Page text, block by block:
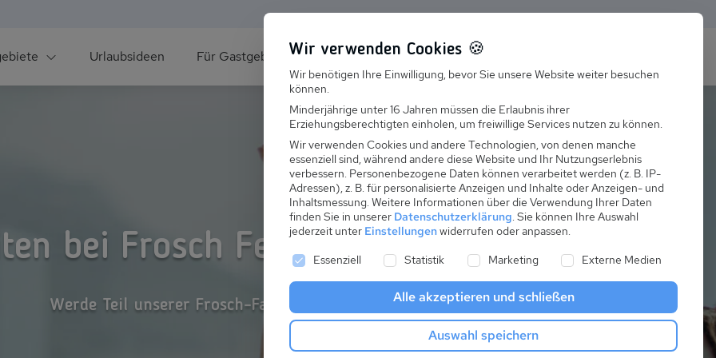
Suchen
Urlaubsideen Für Gastgeber Über uns Karriere
Ausbildung
bei Frosch Ferienhäuser
Werde Teil unserer Frosch-Familie!
Wir verwenden Cookies 🍪
Wir benötigen Ihre Einwilligung, bevor Sie unsere Website weiter besuchen
können.
Minderjährige unter 16 Jahren müssen die Erlaubnis ihrer
Erziehungsberechtigten einholen, um freiwillige Services nutzen zu können.
Wir verwenden Cookies und andere Technologien, von denen manche
essenziell sind, während andere diese Website und Ihr Nutzungserlebnis
verbessern. Personenbezogene Daten können verarbeitet werden (z. B. IP-
Adressen), z. B. für personalisierte Anzeigen und Inhalte oder Anzeigen- und
Inhaltsmessung. Weitere Informationen über die Verwendung Ihrer Daten
finden Sie in unserer Datenschutzerklärung. Sie können Ihre Auswahl
jederzeit unter Einstellungenwiderrufen oder anpassen.
Es folgt eine Liste der Service-Gruppen, für die eine Einwilligung
Essenziell Statistik Marketing Externe Medien
Alle akzeptieren und schließen
Auswahl speichern